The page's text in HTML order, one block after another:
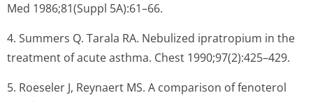
Med 1986;81(Suppl 5A):61–66.
4. Summers Q. Tarala RA. Nebulized ipratropium in the
treatment of acute asthma. Chest 1990;97(2):425–429.
5. Roeseler J, Reynaert MS. A comparison of fenoterol